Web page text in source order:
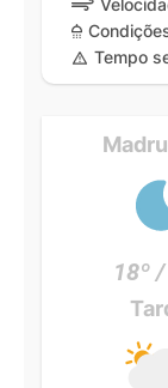
Tempo
18º